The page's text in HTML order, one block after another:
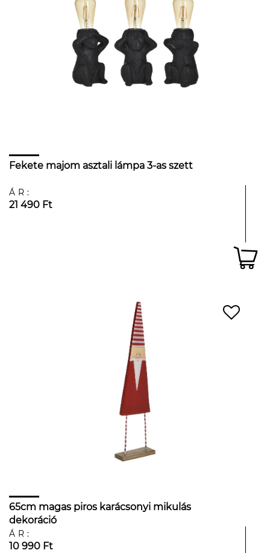
Fekete majom asztali lámpa 3-as szett
ÁR:
21 490 Ft
65cm magas piros karácsonyi mikulás
dekoráció
ÁR:
10 990 Ft